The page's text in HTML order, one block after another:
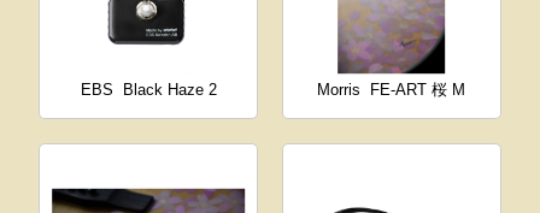
EBS Black Haze 2 Morris FE-ART 桜 M